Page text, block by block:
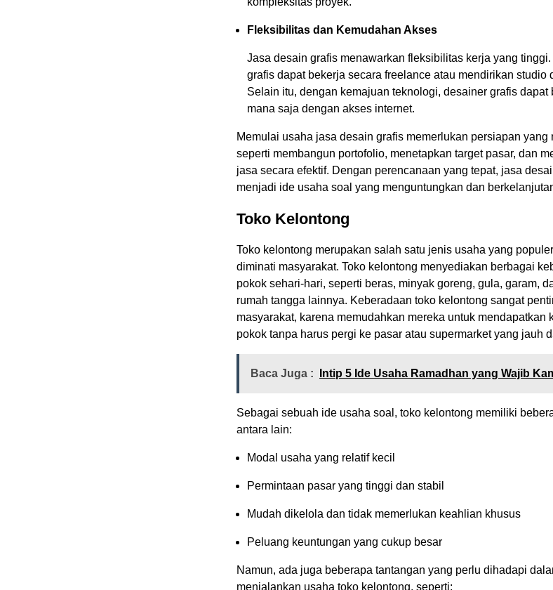
Fleksibilitas dan Kemudahan Akses
Jasa desain grafis menawarkan fleksibilitas kerja yang
grafis dapat bekerja secara freelance atau mendirikan studio
Selain itu, dengan kemajuan teknologi, desainer grafis dapat
mana saja dengan akses internet.
Memulai usaha jasa desain grafis memerlukan persiapan yang
seperti membangun portofolio, menetapkan target pasar, dan
jasa secara efektif. Dengan perencanaan yang tepat, jasa
menjadi ide usaha soal yang menguntungkan dan
Toko Kelontong
Toko kelontong merupakan salah satu jenis usaha yang
diminati masyarakat. Toko kelontong menyediakan berbagai
pokok sehari-hari, seperti beras, minyak goreng, gula, garam,
rumah tangga lainnya. Keberadaan toko kelontong sangat
masyarakat, karena memudahkan mereka untuk mendapatkan
pokok tanpa harus pergi ke pasar atau supermarket yang jauh
Baca Juga : Intip 5 Ide Usaha Ramadhan yang Wajib
Sebagai sebuah ide usaha soal, toko kelontong memiliki
antara lain:
Modal usaha yang relatif kecil
Permintaan pasar yang tinggi dan stabil
Mudah dikelola dan tidak memerlukan keahlian khusus
Peluang keuntungan yang cukup besar
Namun, ada juga beberapa tantangan yang perlu dihadapi
menjalankan usaha toko kelontong, seperti: